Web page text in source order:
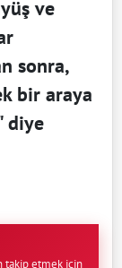
ve
sonra,
bir araya
diye
takip etmek için